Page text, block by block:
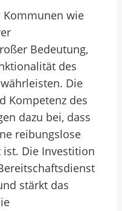
Kommunen wie
Bedeutung,
des
Die
Kompetenz des
dazu bei, dass
reibungslose
Die Investition
stärkt das